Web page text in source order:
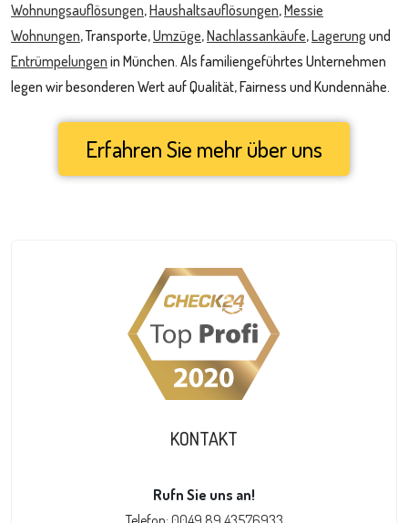
Wohnungsauflösungen,Haushaltsauflösungen,Messie
Wohnungen, Transporte,Umzüge,Nachlassankäufe,Lagerung und
Entrümpelungen in München. Als familiengeführtes Unternehmen
legen wir besonderen Wert auf Qualität, Fairness und Kundennähe.
Erfahren Sie mehr über uns
KONTAKT
Rufn Sie uns an!